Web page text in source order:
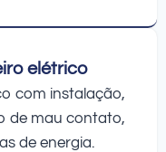
elétrico
com instalação,
de mau contato,
de energia.